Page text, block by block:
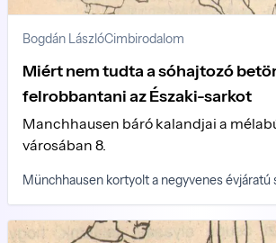
Bogdán LászlóCimbirodalom
Miért nem tudta a sóhajtozó
felrobbantani az Északi-sarkot
Manchhausen báró kalandjai a
városában 8.
Münchhausen kortyolt a negyvenes